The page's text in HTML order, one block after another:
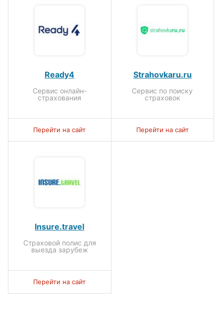
Ready4
Сервис онлайн-
страхования
Перейти на сайт
Strahovkaru.ru
Сервис по поиску
страховок
Перейти на сайт
Insure.travel
Страховой полис для
выезда зарубеж
Перейти на сайт